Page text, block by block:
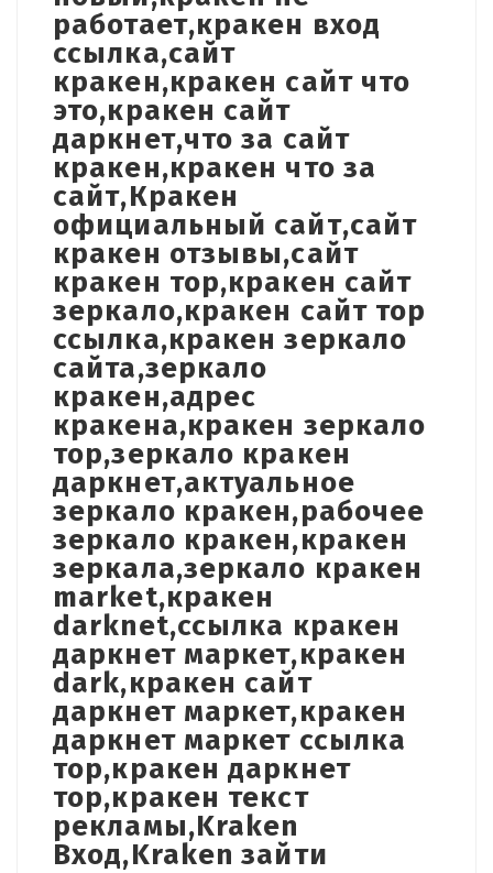
работает,кракен вход
ссылка,сайт
кракен,кракен сайт что
это,кракен сайт
даркнет,что за сайт
кракен,кракен что за
сайт,Кракен
официальный сайт,сайт
кракен отзывы,сайт
кракен тор,кракен сайт
зеркало,кракен сайт тор
ссылка,кракен зеркало
сайта,зеркало
кракен,адрес
кракена,кракен зеркало
тор,зеркало кракен
даркнет,актуальное
зеркало кракен,рабочее
зеркало кракен,кракен
зеркала,зеркало кракен
market,кракен
darknet,ссылка кракен
даркнет маркет,кракен
dark,кракен сайт
даркнет маркет,кракен
даркнет маркет ссылка
тор,кракен даркнет
тор,кракен текст
рекламы,Kraken
Вход,Kraken зайти